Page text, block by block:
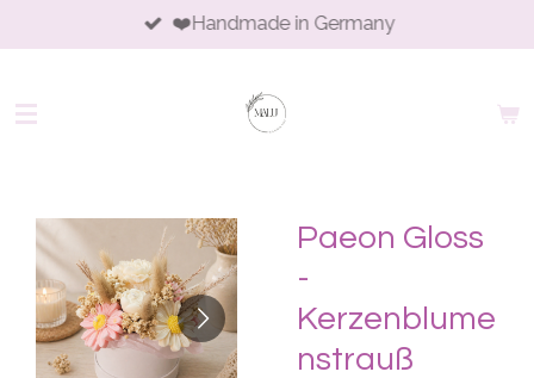
to
content
❤️Handmade in Germany
Paeon Gloss
-
Kerzenblume
nstrauß